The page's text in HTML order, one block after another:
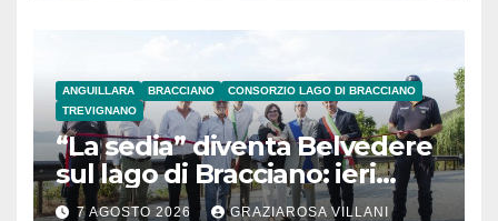
ANGUILLARA BRACCIANO
CONSORZIO LAGO DI BRACCIANO
TREVIGNANO
“La sedia” diventa Belvedere
sul lago di Bracciano: ieri
l’inaugurazione
7 AGOSTO 2026 GRAZIAROSA VILLANI